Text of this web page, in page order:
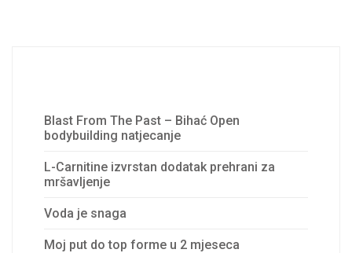
Blast From The Past – Bihać Open
bodybuilding natjecanje
L-Carnitine izvrstan dodatak prehrani za
mršavljenje
Voda je snaga
Moj put do top forme u 2 mjeseca